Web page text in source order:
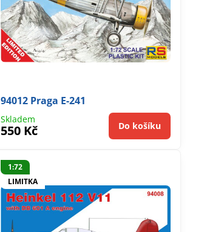
94012 Praga E-241
Skladem
550 Kč Do košíku
1:72
LIMITKA